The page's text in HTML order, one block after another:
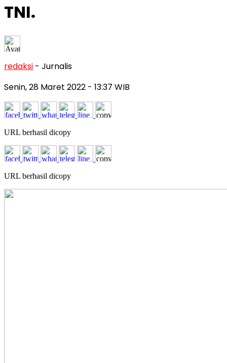
TNI.
redaksi - Jurnalis
Senin, 28 Maret 2022 - 13:37 WIB
URL berhasil dicopy
URL berhasil dicopy